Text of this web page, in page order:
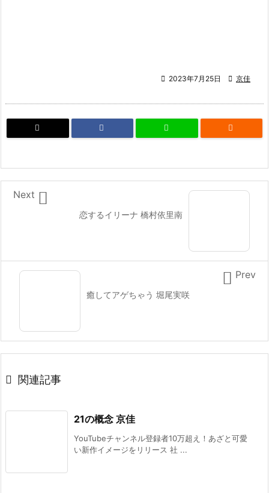
 2023年7月25日  京佳

恋するイリーナ 橋村依里南

Next
癒してアゲちゃう 堀尾実咲
 Prev
 関連記事
21の概念 京佳
YouTubeチャンネル登録者10万超え！あざと可愛
い新作イメージをリリース 社 ...